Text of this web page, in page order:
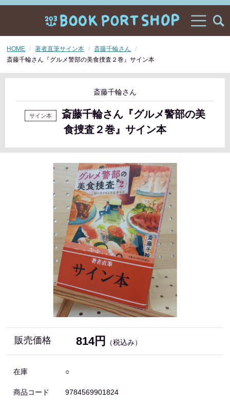
HOME 著者直筆サイン本
斎藤千輪さん
斎藤千輪さん『グルメ警部の美食捜査２巻』サイン本
斎藤千輪さん
斎藤千輪さん『グルメ警部の美
食捜査２巻』サイン本
販売価格 814円 （税込み）
在庫 ○
商品コード 9784569901824